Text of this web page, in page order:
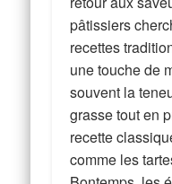
pâtissiers
recettes
une touche de
souvent la
grasse tout en
recette
comme les